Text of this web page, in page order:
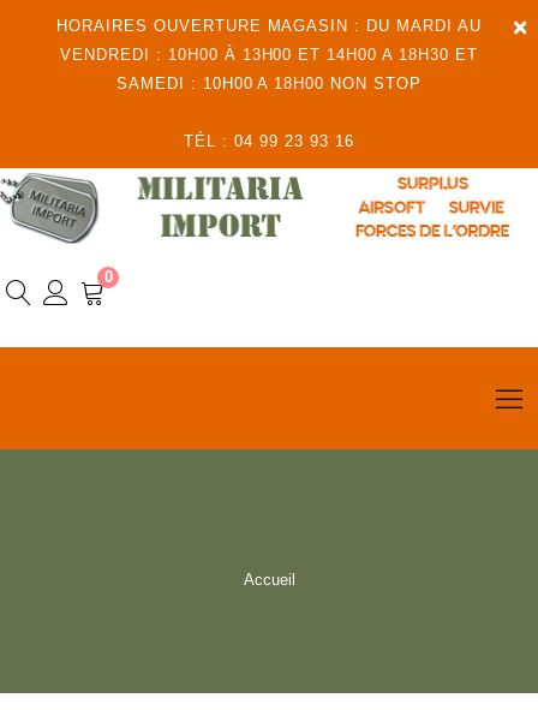
×
HORAIRES OUVERTURE MAGASIN : DU MARDI AU
VENDREDI : 10H00 À 13H00 ET 14H00 A 18H30 ET
SAMEDI : 10H00 A 18H00 NON STOP
TÉL : 04 99 23 93 16
0
Accueil